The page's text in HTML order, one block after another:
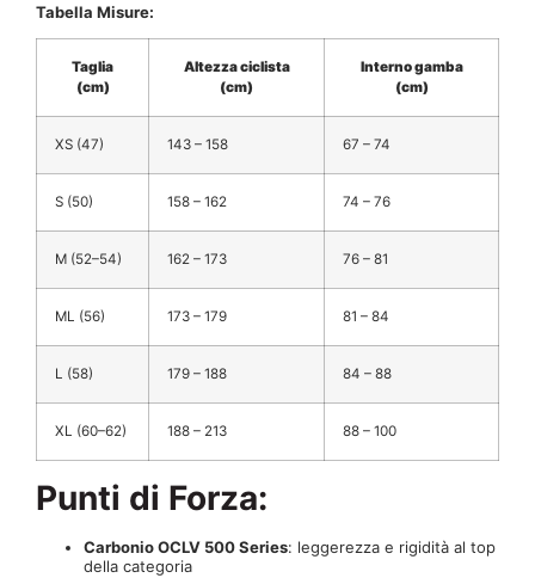
Tabella Misure:
Taglia
(cm)
Altezza ciclista
(cm)
Interno gamba
(cm)
XS (47) 143 – 158 67 – 74
S (50) 158 – 162 74 – 76
M (52–54) 162 – 173 76 – 81
ML (56) 173 – 179 81 – 84
L (58) 179 – 188 84 – 88
XL (60–62) 188 – 213 88 – 100
Punti di Forza:
Carbonio OCLV 500 Series: leggerezza e rigidità al top
della categoria